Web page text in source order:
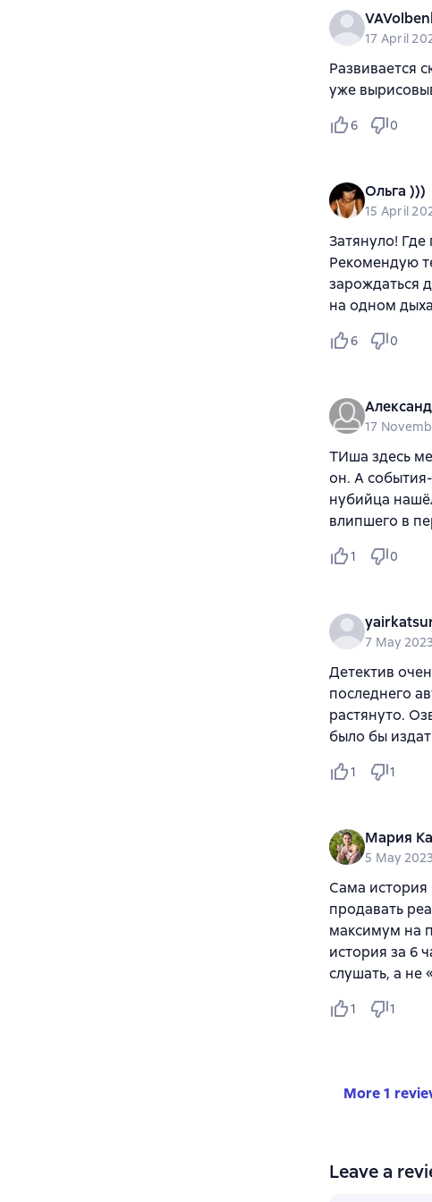
17 April
Развивается
уже
6 0
Ольга )))
15 April
Затянуло!
Рекомендую
зарождаться
на одном
6 0
17
ТИша здесь
он. А
нубийца
влипшего в
1 0
7 May 2023
Детектив
‎последнего
растянуто.
было бы
1 1
Мария
5 May 2023
Сама история
продавать
максимум на
история за 6
слушать, а не
1 1
More 1
Leave a